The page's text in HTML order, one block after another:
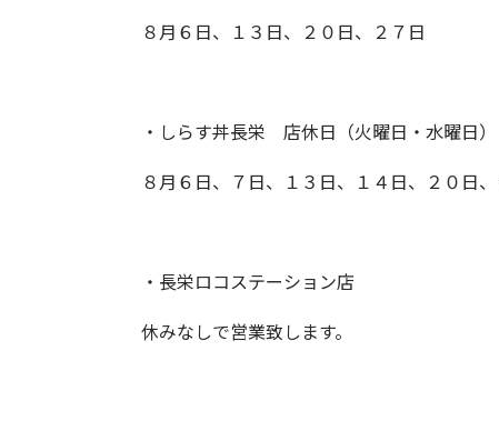
８月６日、１３日、２０日、２７日
・しらす丼長栄 店休日（火曜日・水曜日）
８月６日、７日、１３日、１４日、２０日
・長栄ロコステーション店
休みなしで営業致します。